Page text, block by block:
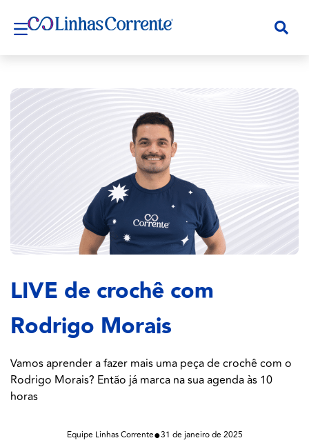
LIVE de crochê com
Rodrigo Morais
Vamos aprender a fazer mais uma peça de crochê com o
Rodrigo Morais? Então já marca na sua agenda às 10
horas
Equipe Linhas Corrente●31 de janeiro de 2025